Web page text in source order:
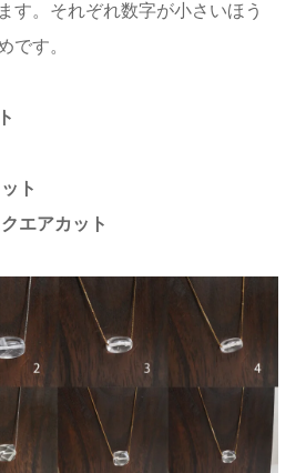
す。それぞれ数字が小さいほう
です。
ト
エアカット